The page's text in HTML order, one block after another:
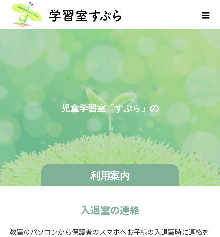
利用案内
児 童 学習室「すぷら 」
利
入退室の連絡
教室のパソコンから保護者のスマホへお子様の入退室時に連絡を